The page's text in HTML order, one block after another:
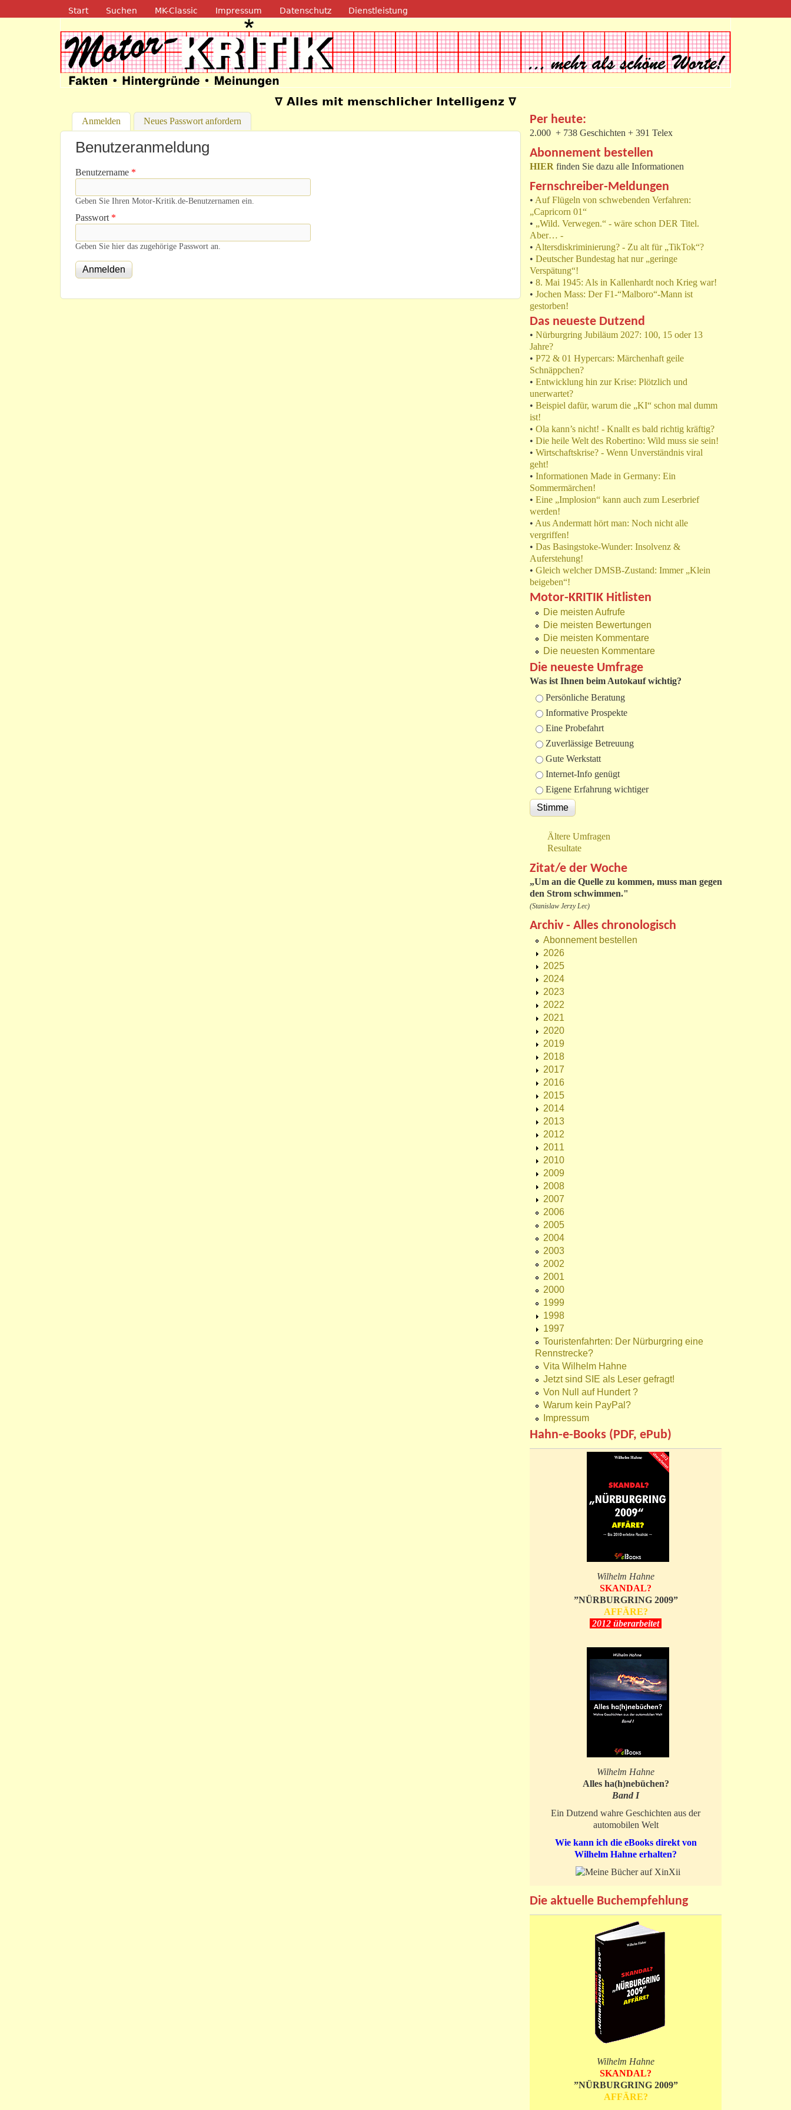
Direkt zum Inhalt
Navigation
Start Suchen MK-Classic Impressum Datenschutz Dienstleistung
Motor-Kritik.de∇ Alles mit menschlicher Intelligenz ∇
Anmelden (aktiver Reiter)
Neues Passwort anfordern
Benutzeranmeldung
Benutzername *
Geben Sie Ihren Motor-Kritik.de-Benutzernamen ein.
Passwort *
Geben Sie hier das zugehörige Passwort an.
Per heute:
2.000 + 738 Geschichten + 391 Telex
Abonnement bestellen
HIER finden Sie dazu alle Informationen
Fernschreiber-Meldungen
• Auf Flügeln von schwebenden Verfahren:
„Capricorn 01“
• „Wild. Verwegen.“ - wäre schon DER Titel.
Aber… -
• Altersdiskriminierung? - Zu alt für „TikTok“?
• Deutscher Bundestag hat nur „geringe
Verspätung“!
• 8. Mai 1945: Als in Kallenhardt noch Krieg war!
• Jochen Mass: Der F1-“Malboro“-Mann ist
gestorben!
Das neueste Dutzend
• Nürburgring Jubiläum 2027: 100, 15 oder 13
Jahre?
• P72 & 01 Hypercars: Märchenhaft geile
Schnäppchen?
• Entwicklung hin zur Krise: Plötzlich und
unerwartet?
• Beispiel dafür, warum die „KI“ schon mal dumm
ist!
• Ola kann’s nicht! - Knallt es bald richtig kräftig?
• Die heile Welt des Robertino: Wild muss sie sein!
• Wirtschaftskrise? - Wenn Unverständnis viral
geht!
• Informationen Made in Germany: Ein
Sommermärchen!
• Eine „Implosion“ kann auch zum Leserbrief
werden!
• Aus Andermatt hört man: Noch nicht alle
vergriffen!
• Das Basingstoke-Wunder: Insolvenz &
Auferstehung!
• Gleich welcher DMSB-Zustand: Immer „Klein
beigeben“!
Motor-KRITIK Hitlisten
Die meisten Aufrufe
Die meisten Bewertungen
Die meisten Kommentare
Die neuesten Kommentare
Die neueste Umfrage
Was ist Ihnen beim Autokauf wichtig?
Auswahlmöglichkeiten
Persönliche Beratung
Informative Prospekte
Eine Probefahrt
Zuverlässige Betreuung
Gute Werkstatt
Internet-Info genügt
Eigene Erfahrung wichtiger
Ältere Umfragen
Resultate
Zitat/e der Woche
„Um an die Quelle zu kommen, muss man gegen
den Strom schwimmen."
(Stanislaw Jerzy Lec)
Archiv - Alles chronologisch
Abonnement bestellen
2026
2025
2024
2023
2022
2021
2020
2019
2018
2017
2016
2015
2014
2013
2012
2011
2010
2009
2008
2007
2006
2005
2004
2003
2002
2001
2000
1999
1998
1997
Touristenfahrten: Der Nürburgring eine
Rennstrecke?
Vita Wilhelm Hahne
Jetzt sind SIE als Leser gefragt!
Von Null auf Hundert ?
Warum kein PayPal?
Impressum
Hahn-e-Books (PDF, ePub)
Wilhelm Hahne
SKANDAL?
”NÜRBURGRING 2009”
AFFÄRE?
2012 überarbeitet
Wilhelm Hahne
Alles ha(h)nebüchen?
Band I
Ein Dutzend wahre Geschichten aus der
automobilen Welt
Wie kann ich die eBooks direkt von
Wilhelm Hahne erhalten?
Die aktuelle Buchempfehlung
Wilhelm Hahne
SKANDAL?
”NÜRBURGRING 2009”
AFFÄRE?